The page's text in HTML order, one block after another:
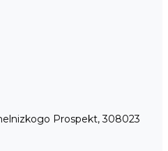
Prospekt, 308023